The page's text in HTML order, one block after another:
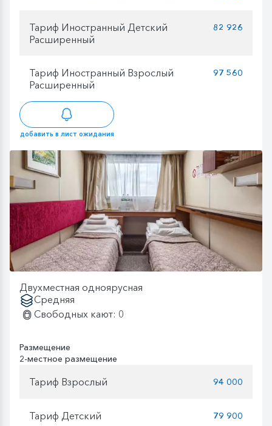
Тариф Иностранный Детский
Расширенный
82 926
Тариф Иностранный Взрослый
Расширенный
97 560
добавить в лист ожидания
Двухместная одноярусная
Средняя
Свободных кают: 0
Размещение
2-местное размещение
Тариф Взрослый 94 000
Тариф Детский 79 900